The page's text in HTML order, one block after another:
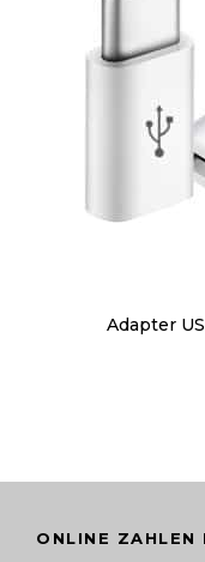
Adapter
ONLINE ZAHLEN